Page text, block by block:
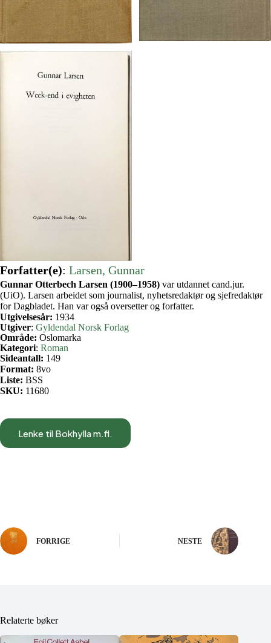
Forfatter(e): Larsen, Gunnar
Gunnar Otterbech Larsen (1900–1958) var utdannet cand.jur.
(UiO). Larsen arbeidet som journalist, nyhetsredaktør og sjefredaktør
for Dagbladet. Han var også oversetter og forfatter.
Utgivelsesår: 1934
Utgiver: Gyldendal Norsk Forlag
Område: Oslomarka
Kategori: Roman
Sideantall: 149
Format: 8vo
Liste: BSS
SKU: 11680
Lenke til Bokhylla m.fl.
FORRIGE NESTE
Relaterte bøker